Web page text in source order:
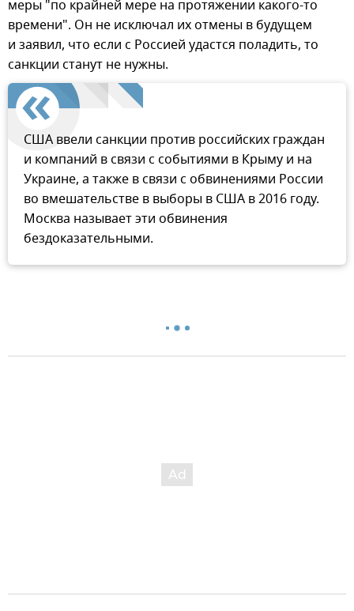
меры "по крайней мере на протяжении какого-то
времени". Он не исключал их отмены в будущем
и заявил, что если с Россией удастся поладить, то
санкции станут не нужны.
США ввели санкции против российских граждан
и компаний в связи с событиями в Крыму и на
Украине, а также в связи с обвинениями России
во вмешательстве в выборы в США в 2016 году.
Москва называет эти обвинения
бездоказательными.